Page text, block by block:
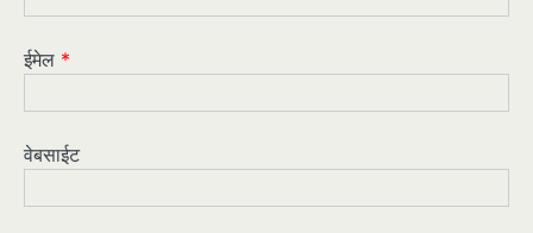
ईमेल *
वेबसाईट